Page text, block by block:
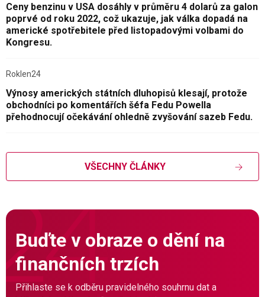
Ceny benzinu v USA dosáhly v průměru 4 dolarů za galon
poprvé od roku 2022, což ukazuje, jak válka dopadá na
americké spotřebitele před listopadovými volbami do
Kongresu.
Roklen24
Výnosy amerických státních dluhopisů klesají, protože
obchodníci po komentářích šéfa Fedu Powella
přehodnocují očekávání ohledně zvyšování sazeb Fedu.
VŠECHNY ČLÁNKY
Buďte v obraze o dění na
finančních trzích
Přihlaste se k odběru pravidelného souhrnu dat a